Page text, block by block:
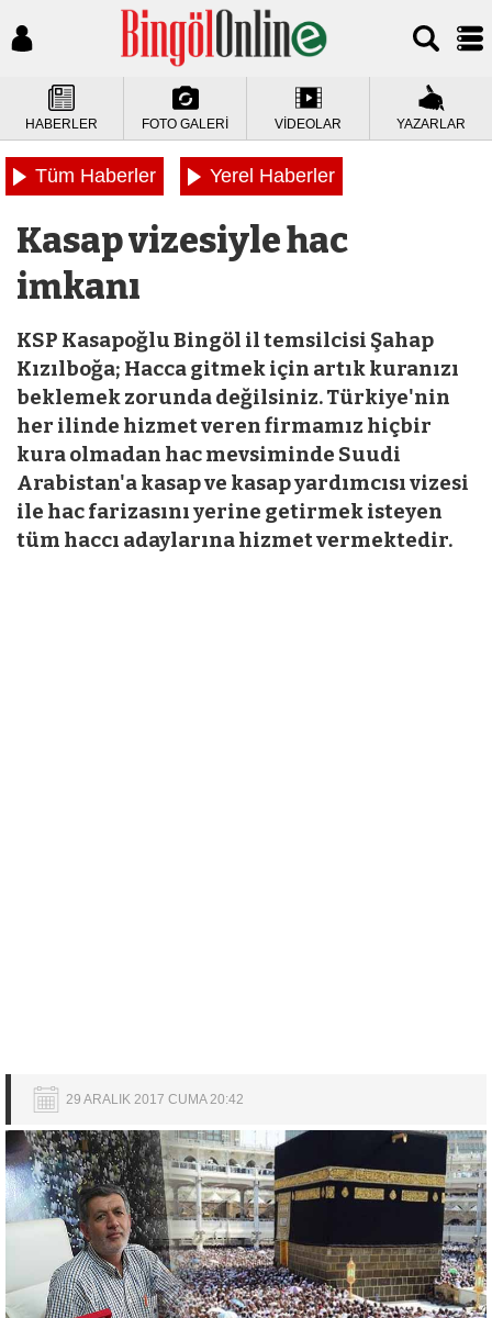
HABERLER FOTO GALERİ VİDEOLAR YAZARLAR
Tüm Haberler Yerel Haberler
Kasap vizesiyle hac
imkanı
KSP Kasapoğlu Bingöl il temsilcisi Şahap
Kızılboğa; Hacca gitmek için artık kuranızı
beklemek zorunda değilsiniz. Türkiye'nin
her ilinde hizmet veren firmamız hiçbir
kura olmadan hac mevsiminde Suudi
Arabistan'a kasap ve kasap yardımcısı vizesi
ile hac farizasını yerine getirmek isteyen
tüm haccı adaylarına hizmet vermektedir.
29 ARALIK 2017 CUMA 20:42